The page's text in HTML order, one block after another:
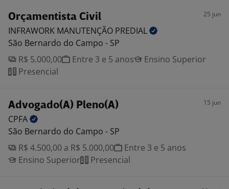
Orçamentista Civil 25 jun
INFRAWORK MANUTENÇÃO PREDIAL
São Bernardo do Campo - SP
R$ 5.000,00
Entre 3 e 5 anos
Ensino Superior
Presencial
Advogado(A) Pleno(A) 15 jun
CPFA
São Bernardo do Campo - SP
R$ 4.500,00 a R$ 5.000,00
Entre 3 e 5 anos
Ensino Superior
Presencial